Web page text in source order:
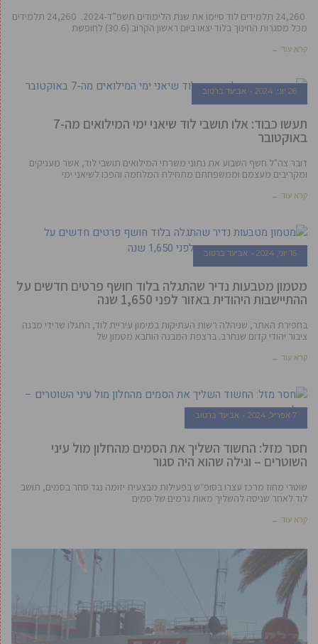
24,260 תלמידים לוד סיימו את שנת הלימודים תשפ”ד-2024. 24,260 תלמידים
מכל מסגרות החינוך בלוד יצאו ביום ראשון הקרוב (30.6) לחופשת
קרא עוד ←
26 יוני, 2024 אביעד ברטוב
תעשו כבוד: אלו תושבי לוד שיאני ימי המילואים מה-7
באוקטובר
דובר צה"ל חשף השבוע את נתוני משרתי המילואים תושבי לוד, אשר מעניקים
ומקריבים מעצמם וממשפחתם מתחילת המלחמה והפכו לשיאני ימי
קרא עוד ←
16 יוני, 2024 אביעד ברטוב
מטמון מטבעות נדיר שהתגלה בלוד חושף פרטים חדשים על
ההתיישבות היהודית באזור לפני 1,650 שנה
בחפירת האתר, שניהלה רשות העתיקות במימון עיריית לוד, התגלו שרידי מבנה
ציבור יהודי קדום שנחרב. ברצפת המבנה הוחבא מטמון של
קרא עוד ←
7 אפריל, 2024 אביעד ברטוב
חסר מזל: החשוד השליך את הסמים מהחלון מול עיני
השוטרים – וגילה שהוא היה סגור
שוטרי מחוז מרכז עצרו בסופ״ש בפעילות מבצעית יזומה נגד סחר בסמים, תושב
לוד לאחר שניסה להשליך מאות גרמים של סמים
קרא עוד ←